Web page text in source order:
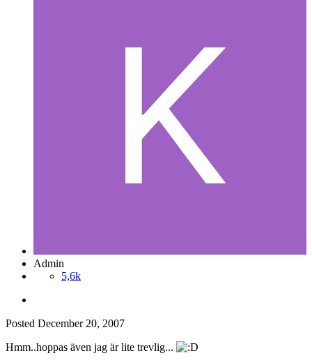
Admin
5,6k
Posted December 20, 2007
Hmm..hoppas även jag är lite trevlig...